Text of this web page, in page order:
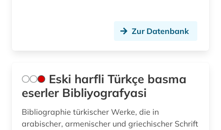
Zur Datenbank
Eski harfli Türkçe basma
eserler Bibliyografyasi
Bibliographie türkischer Werke, die in
arabischer, armenischer und griechischer Schrift